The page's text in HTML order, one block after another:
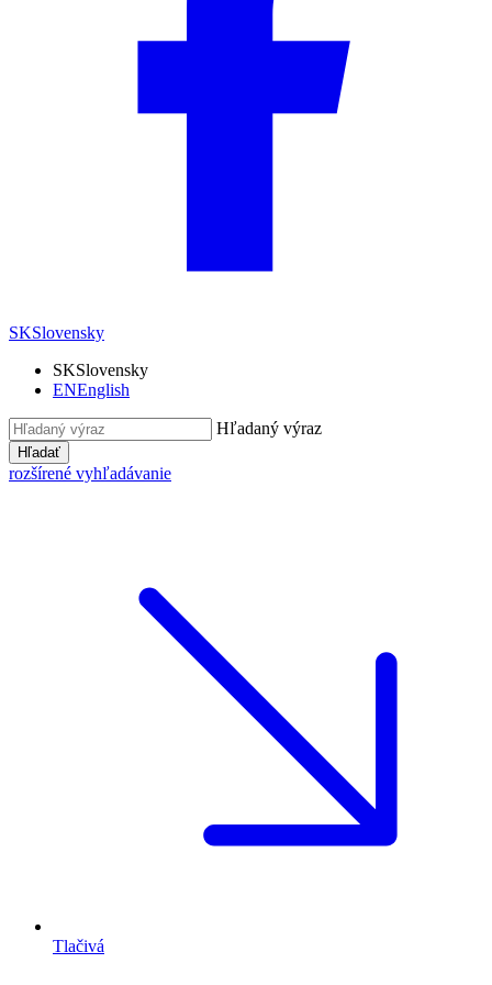
SKSlovensky
SKSlovensky
ENEnglish
Hľadaný výraz
Hľadať
rozšírené vyhľadávanie
Tlačivá